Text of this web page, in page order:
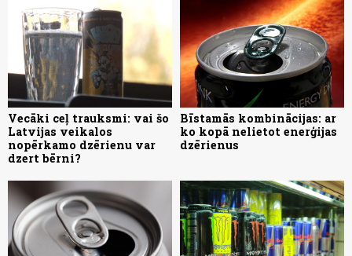
Vecāki ceļ trauksmi: vai šo
Latvijas veikalos
nopērkamo dzērienu var
dzert bērni?
Bīstamās kombinācijas: ar
ko kopā nelietot enerģijas
dzērienus